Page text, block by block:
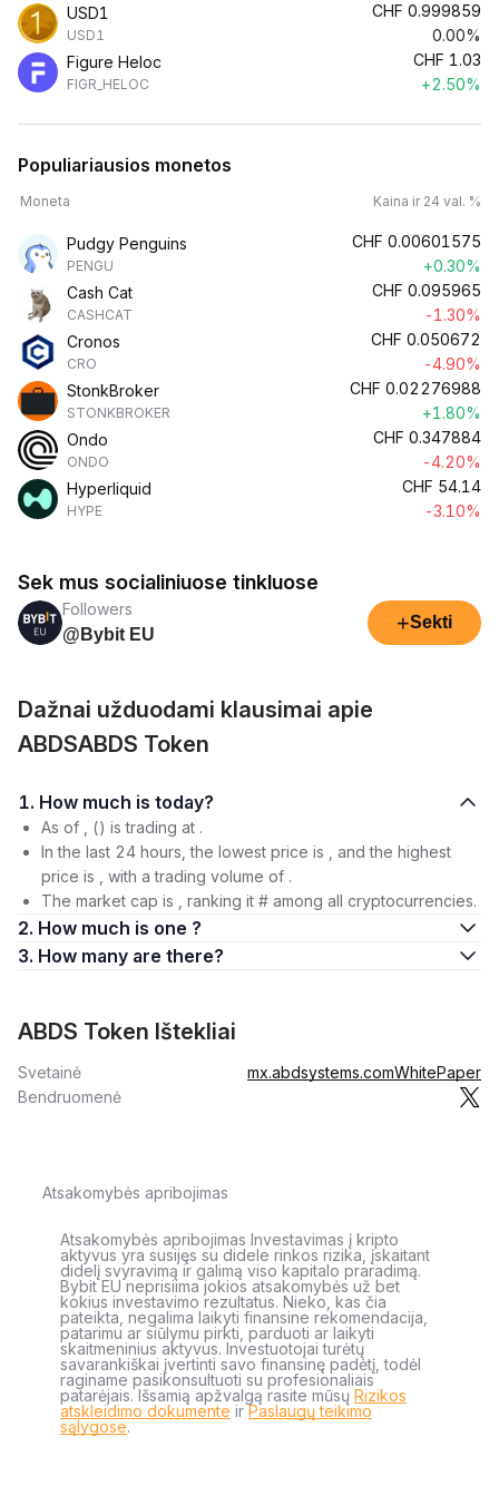
USD1
USD1
CHF 0.999859
0.00%
Figure Heloc
FIGR_HELOC
CHF 1.03
+2.50%
Populiariausios monetos
Moneta Kaina ir 24 val. %
Pudgy Penguins
PENGU
CHF 0.00601575
+0.30%
Cash Cat
CASHCAT
CHF 0.095965
-1.30%
Cronos
CRO
CHF 0.050672
-4.90%
StonkBroker
STONKBROKER
CHF 0.02276988
+1.80%
Ondo
ONDO
CHF 0.347884
-4.20%
Hyperliquid
HYPE
CHF 54.14
-3.10%
Sek mus socialiniuose tinkluose
Followers
@Bybit EU
+Sekti
Dažnai užduodami klausimai apie
ABDSABDS Token
1. How much is today?
As of , () is trading at .
In the last 24 hours, the lowest price is , and the highest
price is , with a trading volume of .
The market cap is , ranking it # among all cryptocurrencies.
2. How much is one ?
3. How many are there?
ABDS Token Ištekliai
Svetainė mx.abdsystems.comWhitePaper
Bendruomenė
Atsakomybės apribojimas
Atsakomybės apribojimas Investavimas į kripto
aktyvus yra susijęs su didele rinkos rizika, įskaitant
didelį svyravimą ir galimą viso kapitalo praradimą.
Bybit EU neprisiima jokios atsakomybės už bet
kokius investavimo rezultatus. Nieko, kas čia
pateikta, negalima laikyti finansine rekomendacija,
patarimu ar siūlymu pirkti, parduoti ar laikyti
skaitmeninius aktyvus. Investuotojai turėtų
savarankiškai įvertinti savo finansinę padėtį, todėl
raginame pasikonsultuoti su profesionaliais
patarėjais. Išsamią apžvalgą rasite mūsų Rizikos
atskleidimo dokumente irPaslaugų teikimo
sąlygose.